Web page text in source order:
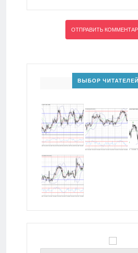
ВЫБОР ЧИТАТЕЛЕЙ